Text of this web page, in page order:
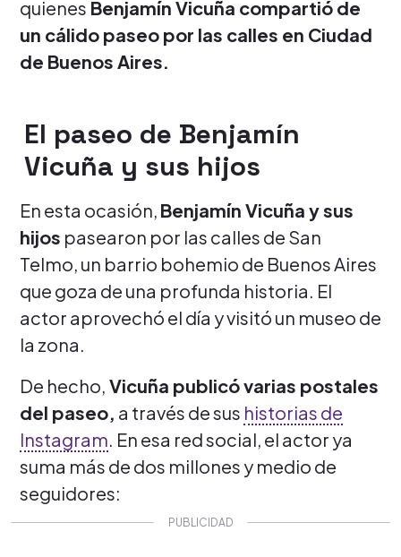
quienes Benjamín Vicuña compartió de
un cálido paseo por las calles en Ciudad
de Buenos Aires.
El paseo de Benjamín
Vicuña y sus hijos
En esta ocasión, Benjamín Vicuña y sus
hijos pasearon por las calles de San
Telmo, un barrio bohemio de Buenos Aires
que goza de una profunda historia. El
actor aprovechó el día y visitó un museo de
la zona.
De hecho, Vicuña publicó varias postales
del paseo, a través de sus historias de
Instagram. En esa red social, el actor ya
suma más de dos millones y medio de
seguidores: